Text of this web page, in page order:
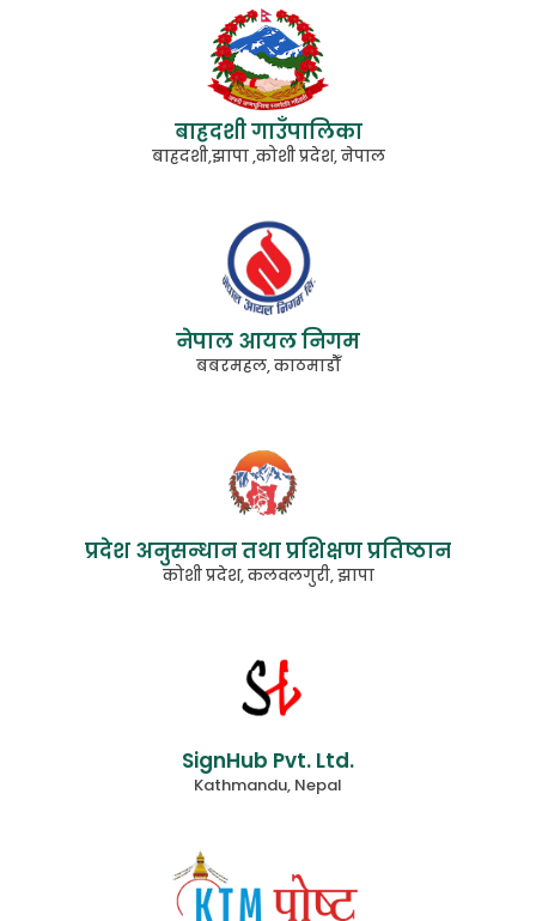
बाह्रदशी गाउँपालिका
बाह्रदशी,झापा ,कोशी प्रदेश, नेपाल
नेपाल आयल निगम
बबरमहल, काठमाडौँ
प्रदेश अनुसन्धान तथा प्रशिक्षण प्रतिष्ठान
कोशी प्रदेश, कलवलगुरी, झापा
SignHub Pvt. Ltd.
Kathmandu, Nepal